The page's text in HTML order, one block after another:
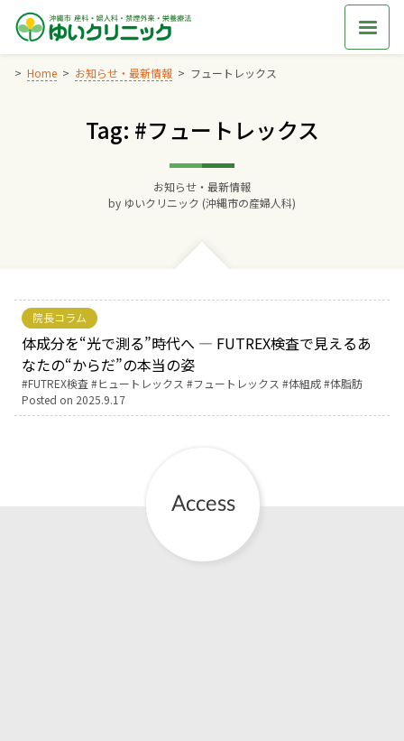
Skip
content
Home お知らせ・最新情報 フュートレックス
Tag: #フュートレックス
お知らせ・最新情報
by ゆいクリニック (沖縄市の産婦人科)
院長コラム
体成分を“光で測る”時代へ ― FUTREX検査で見えるあ
なたの“からだ”の本当の姿
Tags:
FUTREX検査 ヒュートレックス フュートレックス 体組成 体脂肪
Posted on 2025.9.17
Home
交通アクセス
診療料金
妊婦健診
親と子の結びつき支援